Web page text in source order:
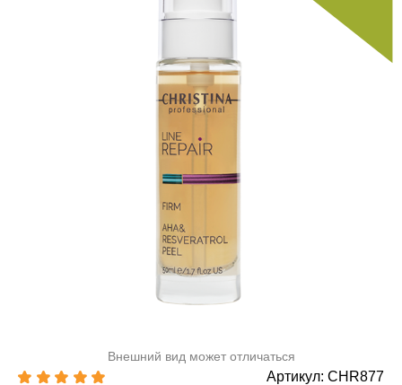
Внешний вид может отличаться
Артикул: CHR877